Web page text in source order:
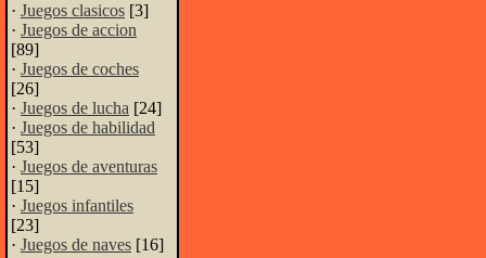
· Juegos clasicos [3]
· Juegos de accion
[89]
· Juegos de coches
[26]
· Juegos de lucha [24]
· Juegos de habilidad
[53]
· Juegos de aventuras
[15]
· Juegos infantiles
[23]
· Juegos de naves [16]